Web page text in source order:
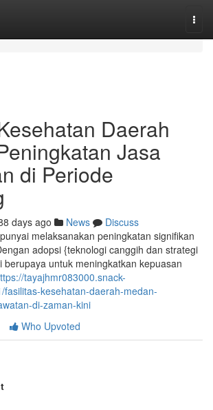
Daerah
Jasa
di Periode
days ago News
Discuss
melaksanakan peningkatan signifikan
adopsi {teknologi canggih dan strategi
berupaya untuk meningkatkan kepuasan
tayajhmr083000.snack-
fasilitas-kesehatan-daerah-medan-
di-zaman-kini
Who Upvoted